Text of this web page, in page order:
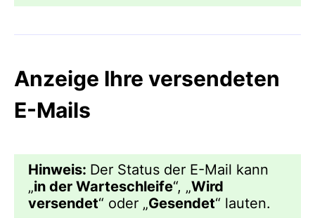
Anzeige Ihre versendeten
E-Mails
Hinweis: Der Status der E-Mail kann
„in der Warteschleife“, „Wird
versendet“ oder „Gesendet“ lauten.